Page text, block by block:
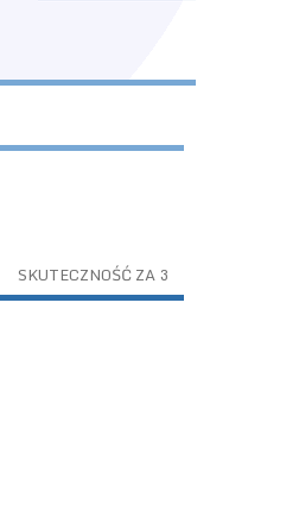
SKUTECZNOŚĆ ZA 3